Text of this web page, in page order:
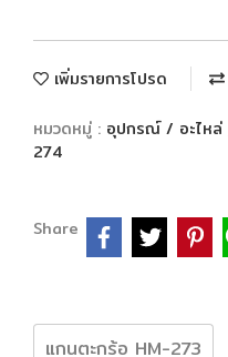
เพิ่มรายการโปรด
หมวดหมู่ : อุปกรณ์ / อะไหล่
274
Share
แกนตะกร้อ HM-273